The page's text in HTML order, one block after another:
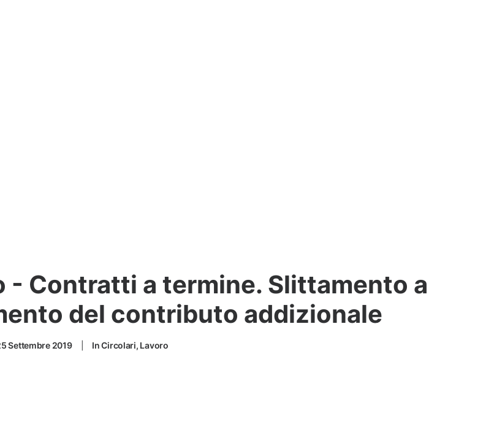
- Contratti a termine. Slittamento a
del contributo addizionale
Settembre 2019 InCircolari, Lavoro